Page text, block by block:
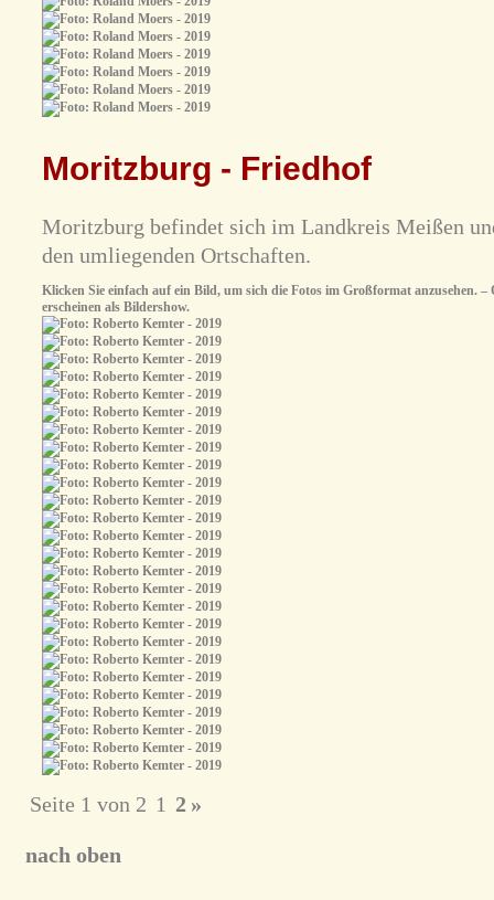
Moritzburg - Friedhof
Moritzburg befindet sich im Landkreis Meißen
den umliegenden Ortschaften.
Klicken Sie einfach auf ein Bild, um sich die Fotos im Großformat anzusehen. –
erscheinen als Bildershow.
Seite 1 von 2 1 2 »
nach oben